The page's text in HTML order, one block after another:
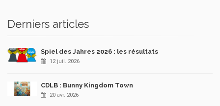
Derniers articles
Spiel des Jahres 2026 : les résultats
12 juil. 2026
CDLB : Bunny Kingdom Town
20 avr. 2026